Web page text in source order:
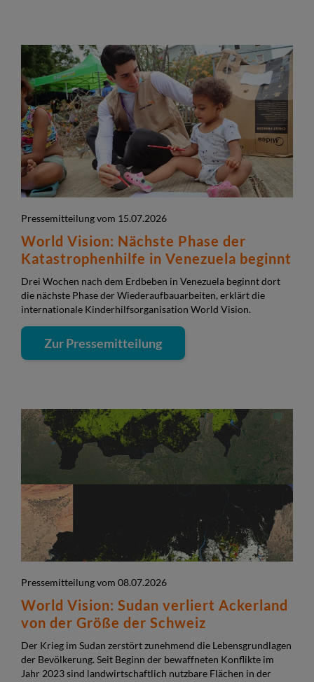
Pressemitteilung vom 15.07.2026
World Vision: Nächste Phase der
Katastrophenhilfe in Venezuela beginnt
Drei Wochen nach dem Erdbeben in Venezuela beginnt dort
die nächste Phase der Wiederaufbauarbeiten, erklärt die
internationale Kinderhilfsorganisation World Vision.
Zur Pressemitteilung
Pressemitteilung vom 08.07.2026
World Vision: Sudan verliert Ackerland
von der Größe der Schweiz
Der Krieg im Sudan zerstört zunehmend die Lebensgrundlagen
der Bevölkerung. Seit Beginn der bewaffneten Konflikte im
Jahr 2023 sind landwirtschaftlich nutzbare Flächen in der